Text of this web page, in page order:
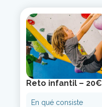
Reto infantil – 20€
En qué consiste